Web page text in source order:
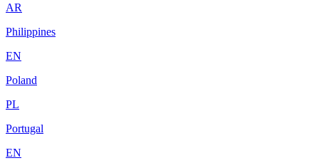
AR
Philippines
EN
Poland
PL
Portugal
EN